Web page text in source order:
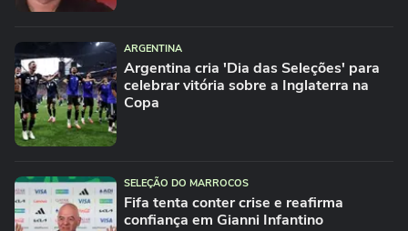
ARGENTINA
Argentina cria 'Dia das Seleções' para
celebrar vitória sobre a Inglaterra na
Copa
SELEÇÃO DO MARROCOS
Fifa tenta conter crise e reafirma
confiança em Gianni Infantino